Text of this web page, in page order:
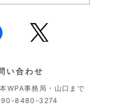
い合わせ
WPA事務局・山口まで
8480-3274